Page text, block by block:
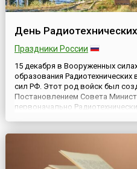
День
Праздники России
15 декабря в Вооруженных
образования
сил РФ. Этот род войск был
Постановлением Совета
первоначально